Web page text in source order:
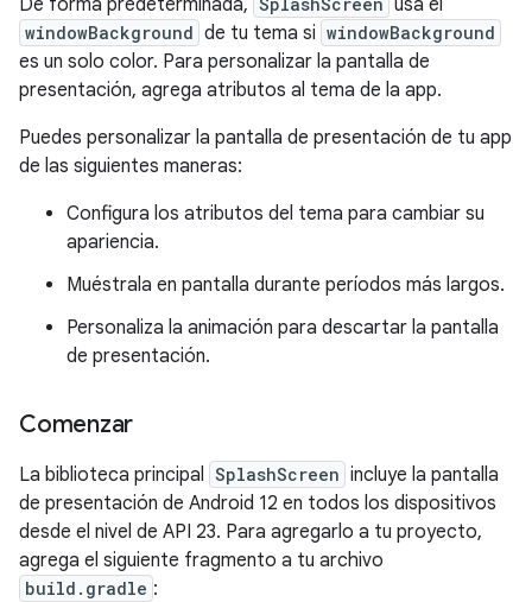
windowBackground de tu tema si windowBackground
es un solo color. Para personalizar la pantalla de
presentación, agrega atributos al tema de la app.
Puedes personalizar la pantalla de presentación de tu app
de las siguientes maneras:
Configura los atributos del tema para cambiar su
apariencia.
Muéstrala en pantalla durante períodos más largos.
Personaliza la animación para descartar la pantalla
de presentación.
Comenzar
La biblioteca principal SplashScreen incluye la pantalla
de presentación de Android 12 en todos los dispositivos
desde el nivel de API 23. Para agregarlo a tu proyecto,
agrega el siguiente fragmento a tu archivo
build.gradle :